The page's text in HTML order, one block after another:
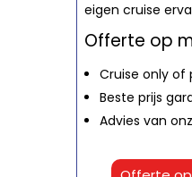
eigen cruise
Offerte op
Cruise only of
Beste prijs
Advies van